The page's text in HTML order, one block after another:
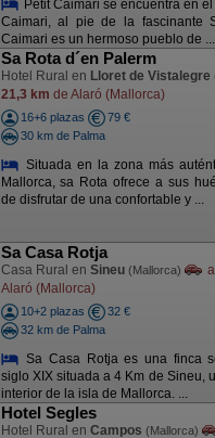
Petit Caimari se encuentra en
Caimari, al pie de la fascinante
Caimari es un hermoso pueblo de ...
Sa Rota d´en Palerm
Hotel Rural en Lloret de Vistalegre
21,3 km de Alaró (Mallorca)
16+6 plazas
79 €
30 km de Palma
Situada en la zona más
Mallorca, sa Rota ofrece a sus
de disfrutar de una confortable y ...
Sa Casa Rotja
Casa Rural en Sineu (Mallorca) a
Alaró (Mallorca)
10+2 plazas
32 €
32 km de Palma
Sa Casa Rotja es una finca
siglo XIX situada a 4 Km de Sineu,
interior de la isla de Mallorca. ...
Hotel Segles
Hotel Rural en Campos (Mallorca)